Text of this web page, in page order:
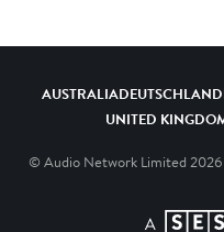
AUSTRALIADEUTSCHLAND
UNITED
© Audio Network Limited 2026